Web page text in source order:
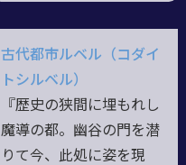
古代都市ルベル（コダイ
トシルベル）
『歴史の狭間に埋もれし
魔導の都。幽谷の門を潜
りて今、此処に姿を現